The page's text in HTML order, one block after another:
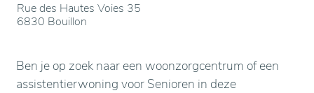
Rue des Hautes Voies 35
6830 Bouillon
Ben je op zoek naar een woonzorgcentrum of een
assistentierwoning voor Senioren in deze